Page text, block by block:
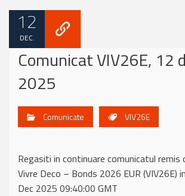
12
DEC.
Comunicat VIV26E, 12
2025
Comunicate VIV26E
Regasiti in continuare comunicatul remis
Vivre Deco – Bonds 2026 EUR (VIV26E)
Dec 2025 09:40:00 GMT